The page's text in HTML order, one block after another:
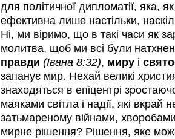
для політичної дипломатії, яка,
ефективна лише настільки,
Ні, ми віримо, що в такі часи як
молитва, щоб ми всі були
правди (Івана 8:32), миру і
запанує мир. Нехай великі
знаходяться в епіцентрі
маяками світла і надії, які вкрай
затьмареному війнами,
мирне рішення? Рішення, яке